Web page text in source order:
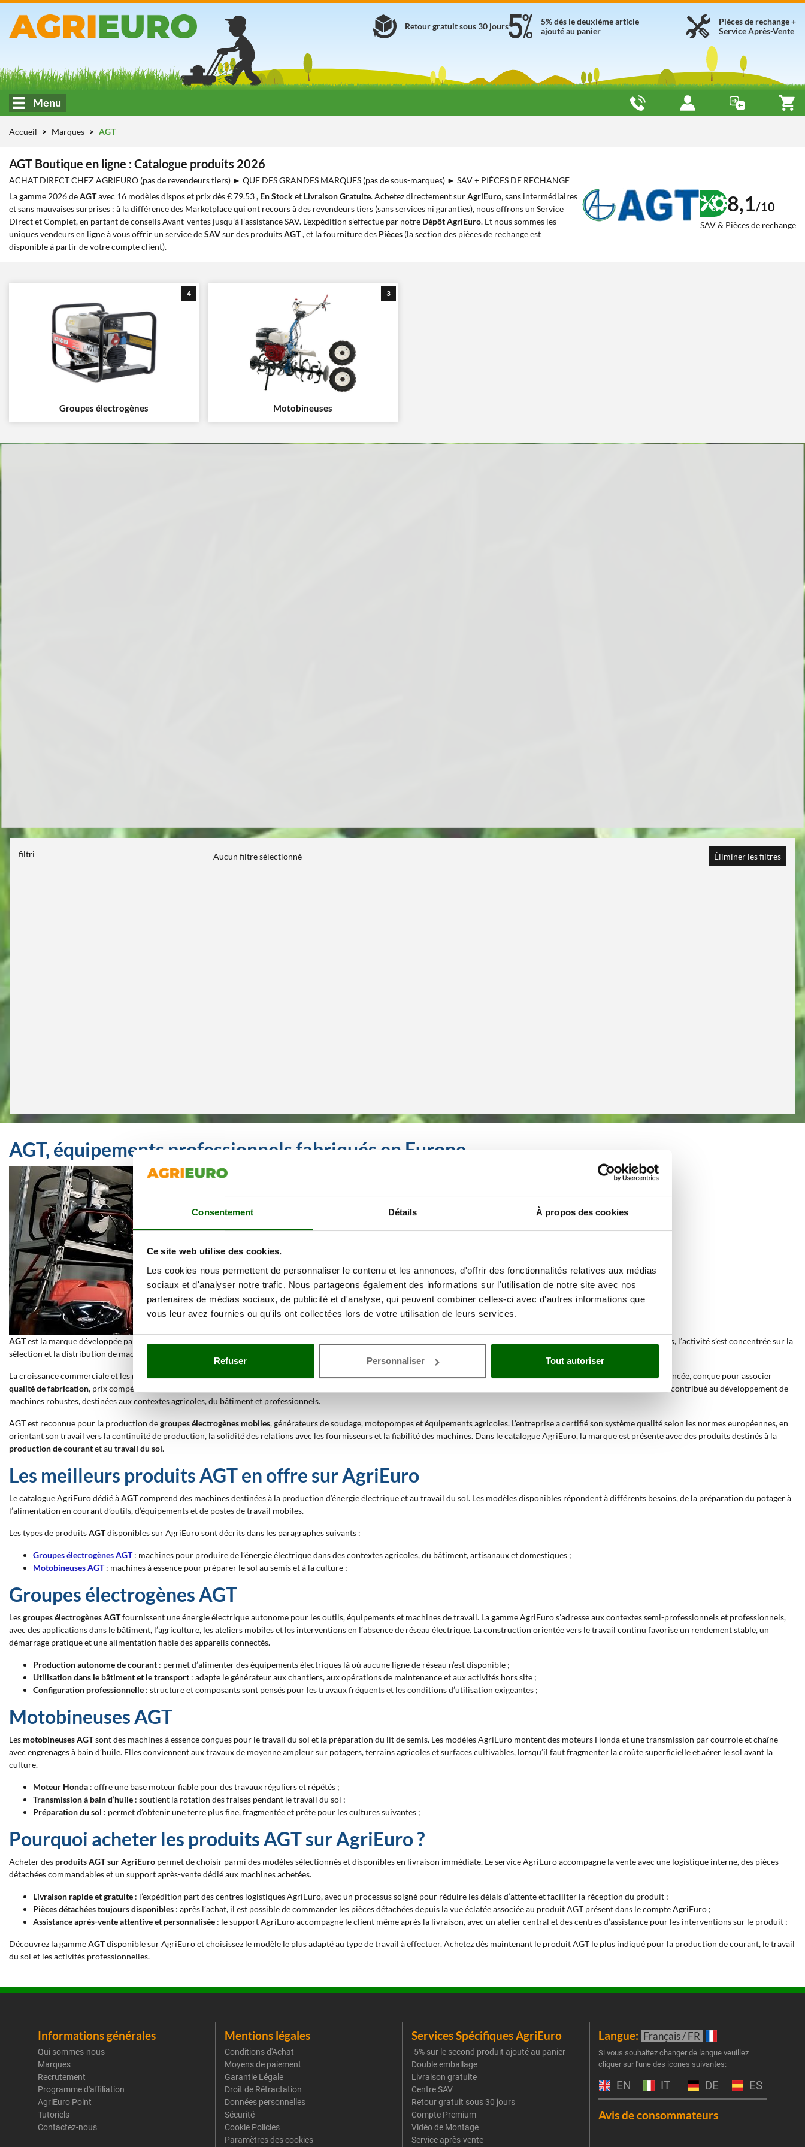
Consentement Détails À propos des cookies
Ce site web utilise des cookies.
Les cookies nous permettent de personnaliser le contenu et les annonces, d'offrir des fonctionnalités relatives aux médias
sociaux et d'analyser notre trafic. Nous partageons également des informations sur l'utilisation de notre site avec nos
partenaires de médias sociaux, de publicité et d'analyse, qui peuvent combiner celles-ci avec d'autres informations que
vous leur avez fournies ou qu'ils ont collectées lors de votre utilisation de leurs services.
Refuser Personnaliser Tout autoriser
Pièces de rechange +
Service Après-Vente
5% dès le deuxième article
ajouté au panier
Retour gratuit sous 30 jours
Menu
Accueil Marques AGT
AGT Boutique en ligne : Catalogue produits 2026
ACHAT DIRECT CHEZ AGRIEURO (pas de revendeurs tiers) ► QUE DES GRANDES MARQUES (pas de sous-marques) ► SAV + PIÈCES DE RECHANGE
La gamme 2026 deAGTavec 16 modèles dispos et prix dès € 79.53 , En Stocket Livraison Gratuite. Achetez directement surAgriEuro, sans intermédiaires
et sans mauvaises surprises : à la différence des Marketplace qui ont recours à des revendeurs tiers (sans services ni garanties), nous offrons un Service
Direct et Complet, en partant de conseils Avant-ventes jusqu’à l’assistance SAV. L’expédition s’effectue par notre Dépôt AgriEuro. Et nous sommes les
uniques vendeurs en ligne à vous offrir un service deSAVsur des produitsAGT, et la fourniture des Pièces (la section des pièces de rechange est
disponible à partir de votre compte client).
8,1/10
SAV & Pièces de rechange
Groupes électrogènes
4
Motobineuses
3
filtri Aucun filtre sélectionné Éliminer les filtres
AGT, équipements professionnels fabriqués en Europe
AGTest la marque développée par
, une entreprise fondée en 1994 en Roumanie par deux ingénieurs expérimentés dans le contrôle qualité. Dès les premières années, l’activité s’est concentrée sur la
sélection et la distribution de machines aux standards de fabrication élevés, jusqu’à devenir importateur exclusif des produits Elektra Beckum AG pour son marché de référence.
La croissance commerciale et les relations avec des fournisseurs internationaux ont conduit l’entreprise à consolider sa propre identité industrielle. En 2001, la marque
a été lancée, conçue pour associer
qualité de fabrication, prix compétitif et support technique au réseau de revendeurs. La collaboration avec des fabricants tels que Honda, Lombardini, Briggs & Stratton et Kohler a contribué au développement de
machines robustes, destinées aux contextes agricoles, du bâtiment et professionnels.
AGT est reconnue pour la production degroupes électrogènes mobiles, générateurs de soudage, motopompes et équipements agricoles. L’entreprise a certifié son système qualité selon les normes européennes, en
orientant son travail vers la continuité de production, la solidité des relations avec les fournisseurs et la fiabilité des machines. Dans le catalogue AgriEuro, la marque est présente avec des produits destinés à la
production de courantet au travail du sol.
Les meilleurs produits AGT en offre sur AgriEuro
Le catalogue AgriEuro dédié àAGTcomprend des machines destinées à la production d’énergie électrique et au travail du sol. Les modèles disponibles répondent à différents besoins, de la préparation du potager à
l’alimentation en courant d’outils, d’équipements et de postes de travail mobiles.
Les types de produitsAGTdisponibles sur AgriEuro sont décrits dans les paragraphes suivants :
Groupes électrogènes AGT: machines pour produire de l’énergie électrique dans des contextes agricoles, du bâtiment, artisanaux et domestiques ;
Motobineuses AGT: machines à essence pour préparer le sol au semis et à la culture ;
Groupes électrogènes AGT
Lesgroupes électrogènes AGTfournissent une énergie électrique autonome pour les outils, équipements et machines de travail. La gamme AgriEuro s’adresse aux contextes semi-professionnels et professionnels,
avec des applications dans le bâtiment, l’agriculture, les ateliers mobiles et les interventions en l’absence de réseau électrique. La construction orientée vers le travail continu favorise un rendement stable, un
démarrage pratique et une alimentation fiable des appareils connectés.
Production autonome de courant : permet d’alimenter des équipements électriques là où aucune ligne de réseau n’est disponible ;
Utilisation dans le bâtiment et le transport : adapte le générateur aux chantiers, aux opérations de maintenance et aux activités hors site ;
Configuration professionnelle : structure et composants sont pensés pour les travaux fréquents et les conditions d’utilisation exigeantes ;
Motobineuses AGT
Les motobineuses AGTsont des machines à essence conçues pour le travail du sol et la préparation du lit de semis. Les modèles AgriEuro montent des moteurs Honda et une transmission par courroie et chaîne
avec engrenages à bain d’huile. Elles conviennent aux travaux de moyenne ampleur sur potagers, terrains agricoles et surfaces cultivables, lorsqu’il faut fragmenter la croûte superficielle et aérer le sol avant la
culture.
Moteur Honda : offre une base moteur fiable pour des travaux réguliers et répétés ;
Transmission à bain d’huile : soutient la rotation des fraises pendant le travail du sol ;
Préparation du sol : permet d’obtenir une terre plus fine, fragmentée et prête pour les cultures suivantes ;
Pourquoi acheter les produits AGT sur AgriEuro ?
Acheter des produits AGT sur AgriEuro permet de choisir parmi des modèles sélectionnés et disponibles en livraison immédiate. Le service AgriEuro accompagne la vente avec une logistique interne, des pièces
détachées commandables et un support après-vente dédié aux machines achetées.
Livraison rapide et gratuite : l’expédition part des centres logistiques AgriEuro, avec un processus soigné pour réduire les délais d’attente et faciliter la réception du produit ;
Pièces détachées toujours disponibles : après l’achat, il est possible de commander les pièces détachées depuis la vue éclatée associée au produit AGT présent dans le compte AgriEuro ;
Assistance après-vente attentive et personnalisée : le support AgriEuro accompagne le client même après la livraison, avec un atelier central et des centres d’assistance pour les interventions sur le produit ;
Découvrez la gammeAGTdisponible sur AgriEuro et choisissez le modèle le plus adapté au type de travail à effectuer. Achetez dès maintenant le produit AGT le plus indiqué pour la production de courant, le travail
du sol et les activités professionnelles.
Informations générales
Qui sommes-nous
Marques
Recrutement
Programme d'affiliation
AgriEuro Point
Tutoriels
Contactez-nous
Mentions légales
Conditions d'Achat
Moyens de paiement
Garantie Légale
Droit de Rétractation
Données personnelles
Sécurité
Cookie Policies
Paramètres des cookies
Services Spécifiques AgriEuro
-5% sur le second produit ajouté au panier
Double emballage
Livraison gratuite
Centre SAV
Retour gratuit sous 30 jours
Compte Premium
Vidéo de Montage
Service après-vente
Langue: Français / FR
Si vous souhaitez changer de langue veuillez
cliquer sur l'une des icones suivantes:
EN IT DE ES
Avis de consommateurs